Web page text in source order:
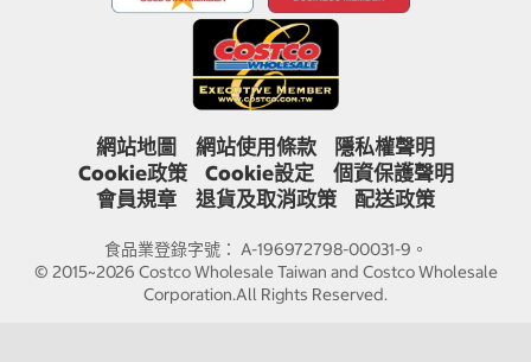
網站地圖 網站使用條款
隱私權聲明
Cookie政策
Cookie設定
個資保護聲明
會員規章
退貨及取消政策 配送政策
食品業登錄字號： A-196972798-00031-9。
© 2015~2026 Costco Wholesale Taiwan and Costco Wholesale
Corporation.All Rights Reserved.